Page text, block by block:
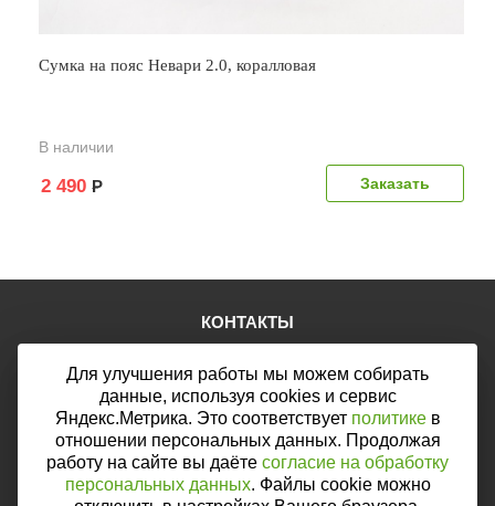
Сумка на пояс Невари 2.0, коралловая
В наличии
Заказать
2 490 Р
КОНТАКТЫ
E-mail:mail@web46.ru
Мы в соцсетях:
Мы принимаем к оплате:
Для улучшения работы мы можем собирать
данные, используя cookies и сервис
Яндекс.Метрика. Это соответствует политикев
отношении персональных данных. Продолжая
работу на сайте вы даёте согласие на обработку
персональных данных. Файлы cookie можно